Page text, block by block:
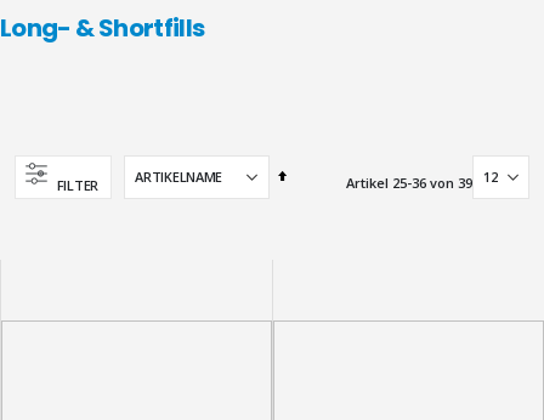
Long- & Shortfills
FILTER
AbsteigendArtikel 25-36 von 39